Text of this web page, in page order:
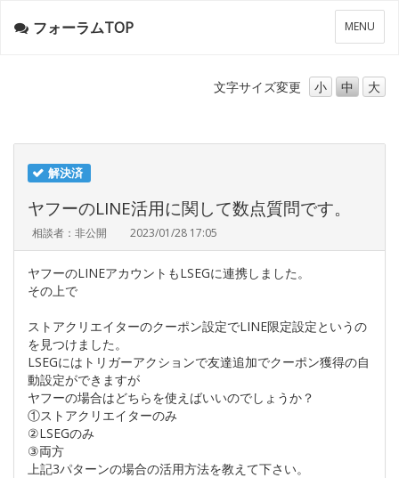
メ
ニ
ー
MENU
フォーラムTOP
文字サイズ変更 小 中 大
解決済
ヤフーのLINE活用に関して数点質問です。
相談者：非公開 2023/01/28 17:05
ヤフーのLINEアカウントもLSEGに連携しました。
その上で
ストアクリエイターのクーポン設定でLINE限定設定というの
を見つけました。
LSEGにはトリガーアクションで友達追加でクーポン獲得の自
動設定ができますが
ヤフーの場合はどちらを使えばいいのでしょうか？
①ストアクリエイターのみ
②LSEGのみ
③両方
上記3パターンの場合の活用方法を教えて下さい。